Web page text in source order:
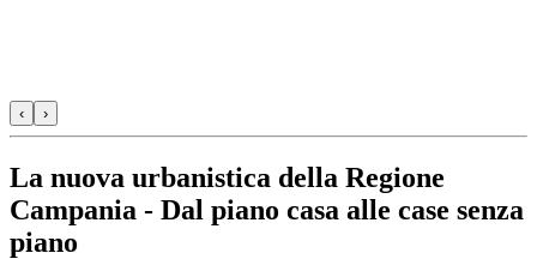
‹ ›
La nuova urbanistica della Regione
Campania - Dal piano casa alle case senza
piano